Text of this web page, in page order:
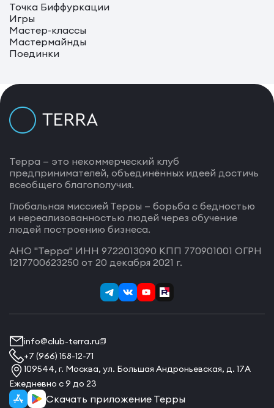
Точка Биффуркации
Игры
Мастер-классы
Мастермайнды
Поединки
Терра — это некоммерческий клуб
предпринимателей, объединённых идеей достичь
всеобщего благополучия.
Глобальная миссией Терры — борьба с бедностью
и нереализованностью людей через обучение
людей построению бизнеса.
АНО "Терра" ИНН 9722013090 КПП 770901001 ОГРН
1217700623250 от 20 декабря 2021 г.
info@club-terra.ru
+7 (966) 158-12-71
109544, г. Москва, ул. Большая Андроньевская, д. 17А
Ежедневно с 9 до 23
Скачать приложение Терры